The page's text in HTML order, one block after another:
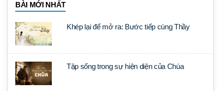
BÀI MỚI NHẤT
Khép lại để mở ra: Bước tiếp cùng Thầy
Tập sống trong sự hiện diện của Chúa